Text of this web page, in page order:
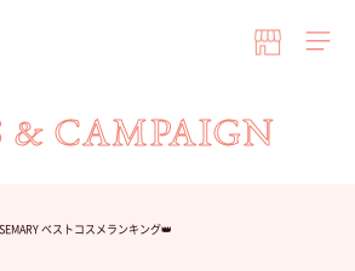
& CAMPAIGN
ベストコスメランキング👑